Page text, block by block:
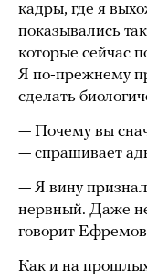
кадры, где я
показывались
которые сейчас
Я по-прежнему
сделать
— Почему вы
— спрашивает
— Я вину
нервный. Даже
говорит
Как и на